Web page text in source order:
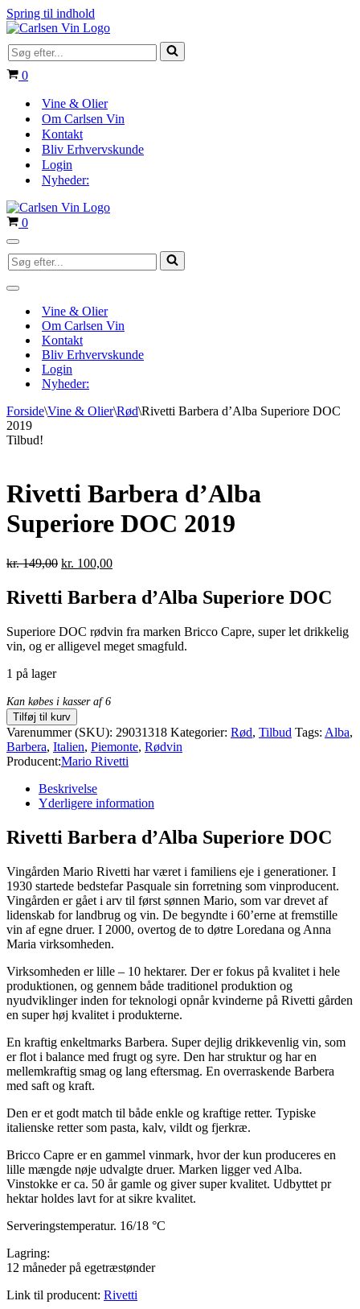
Spring til indhold
Søg
efter...
Indkøbskurv
0
Vine & Olier
Om Carlsen Vin
Kontakt
Bliv Erhvervskunde
Login
Nyheder:
Indkøbskurv
0
Navigation
menu
Søg
efter...
Navigation
Vine & Olier
Om Carlsen Vin
Kontakt
Bliv Erhvervskunde
Login
Nyheder:
Forside\Vine & Olier\Rød\Rivetti Barbera d’Alba Superiore DOC
2019
Tilbud!
Rivetti Barbera d’Alba
Superiore DOC 2019
kr.149,00 Den
pris
var:
kr. 100,00Den
er:
Rivetti Barbera d’Alba Superiore DOC
Superiore DOC rødvin fra marken Bricco Capre, super let drikkelig
vin, og er alligevel meget smagfuld.
1 på lager
Kan købes i kasser af 6
Tilføj til kurv
Varenummer (SKU): 29031318 Kategorier: Rød, Tilbud Tags: Alba,
Barbera, Italien, Piemonte, Rødvin
Producent:Mario Rivetti
Beskrivelse
Yderligere information
Rivetti Barbera d’Alba Superiore DOC
Vingården Mario Rivetti har været i familiens eje i generationer. I
1930 startede bedstefar Pasquale sin forretning som vinproducent.
Vingården er gået i arv til først sønnen Mario, som var drevet af
lidenskab for landbrug og vin. De begyndte i 60’erne at fremstille
vin af egne druer. I 2000, overtog de to døtre Loredana og Anna
Maria virksomheden.
Virksomheden er lille – 10 hektarer. Der er fokus på kvalitet i hele
produktionen, og gennem både traditionel produktion og
nyudviklinger inden for teknologi opnår kvinderne på Rivetti gården
en super høj kvalitet i produkterne.
En kraftig enkeltmarks Barbera. Super dejlig drikkevenlig vin, som
er flot i balance med frugt og syre. Den har struktur og har en
mellemkraftig smag og lang eftersmag. En overraskende Barbera
med saft og kraft.
Den er et godt match til både enkle og kraftige retter. Typiske
italienske retter som pasta, kalv, vildt og fjerkræ.
Bricco Capre er en gammel vinmark, hvor der kun produceres en
lille mængde nøje udvalgte druer. Marken ligger ved Alba.
Vinstokke er ca. 50 år gamle og giver super kvalitet. Udbyttet pr
hektar holdes lavt for at sikre kvalitet.
Serveringstemperatur. 16/18 °C
Lagring:
12 måneder på egetræstønder
Link til producent: Rivetti